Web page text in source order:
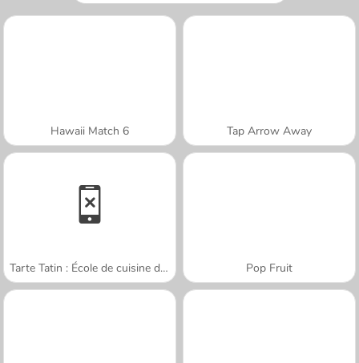
Hawaii Match 6 Tap Arrow Away
Tarte Tatin : École de cuisine de Sara Pop Fruit